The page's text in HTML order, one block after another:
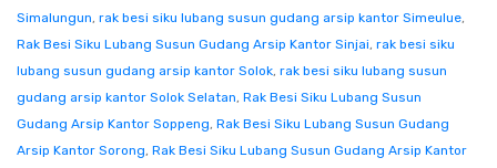
Simalungun, rak besi siku lubang susun gudang arsip kantor Simeulue,
Rak Besi Siku Lubang Susun Gudang Arsip Kantor Sinjai, rak besi siku
lubang susun gudang arsip kantor Solok, rak besi siku lubang susun
gudang arsip kantor Solok Selatan, Rak Besi Siku Lubang Susun
Gudang Arsip Kantor Soppeng, Rak Besi Siku Lubang Susun Gudang
Arsip Kantor Sorong, Rak Besi Siku Lubang Susun Gudang Arsip Kantor